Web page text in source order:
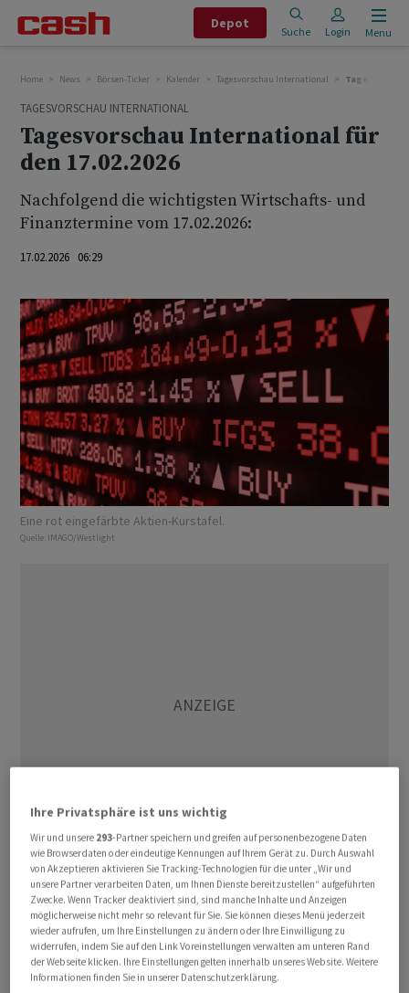
Depot
Suche Login Menu
Home News Börsen-Ticker Kalender Tagesvorschau International
TAGESVORSCHAU INTERNATIONAL
Tagesvorschau International für
den 17.02.2026
Nachfolgend die wichtigsten Wirtschafts- und
Finanztermine vom 17.02.2026:
17.02.2026 06:29
Eine rot eingefärbte Aktien-Kurstafel.
Quelle: IMAGO/Westlight
Termine Unternehmen
      GBR InterContinental Hotels Jahreszahlen
      IRL Medtronic Q3-Zahlen
      FRA Carrefour Jahreszahlen
      AUS BHP Group Halbjahreszahlen
Ihre Privatsphäre ist uns wichtig
Wir und unsere 293-Partner speichern und greifen auf personenbezogene Daten
wie Browserdaten oder eindeutige Kennungen auf Ihrem Gerät zu. Durch Auswahl
von Akzeptieren aktivieren Sie Tracking-Technologien für die unter „Wir und
unsere Partner verarbeiten Daten, um Ihnen Dienste bereitzustellen“ aufgeführten
Zwecke. Wenn Tracker deaktiviert sind, sind manche Inhalte und Anzeigen
möglicherweise nicht mehr so relevant für Sie. Sie können dieses Menü jederzeit
wieder aufrufen, um Ihre Einstellungen zu ändern oder Ihre Einwilligung zu
widerrufen, indem Sie auf den Link Voreinstellungen verwalten am unteren Rand
der Webseite klicken. Ihre Einstellungen gelten innerhalb unseres Website. Weitere
Informationen finden Sie in unserer Datenschutzerklärung.